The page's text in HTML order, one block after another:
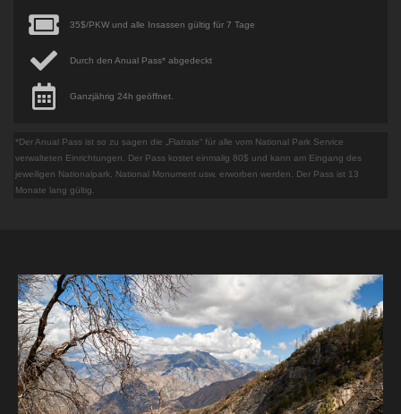
35$/PKW und alle Insassen gültig für 7 Tage
Durch den Anual Pass* abgedeckt
Ganzjährig 24h geöffnet.
*Der Anual Pass ist so zu sagen die „Flatrate“ für alle vom National Park Service
verwalteten Einrichtungen. Der Pass kostet einmalig 80$ und kann am Eingang des
jeweiligen Nationalpark, National Monument usw. erworben werden. Der Pass ist 13
Monate lang gültig.